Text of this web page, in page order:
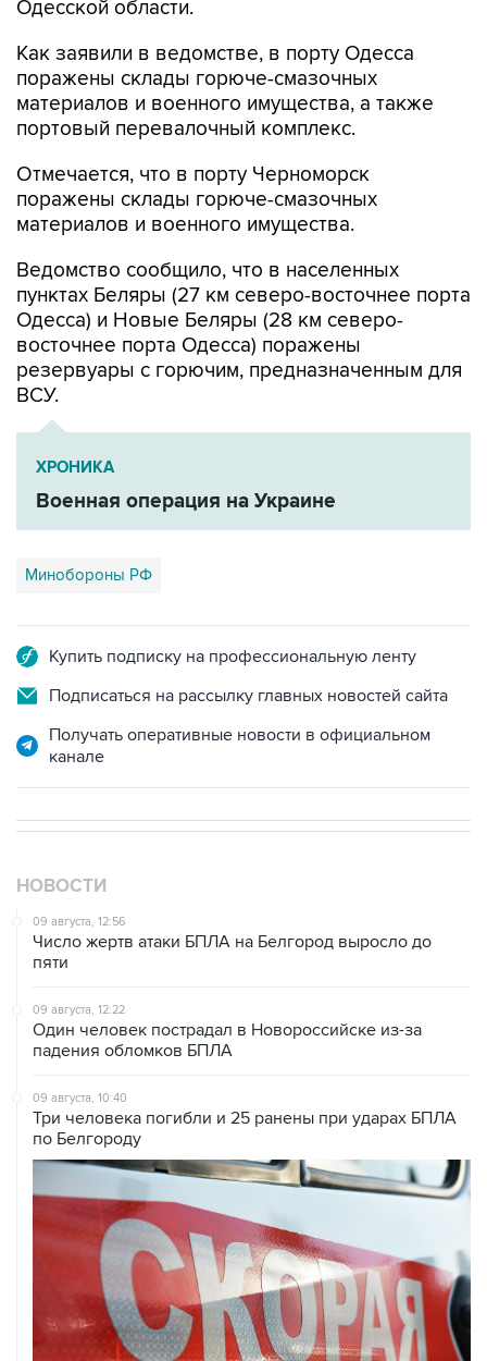
Одесской области.
Как заявили в ведомстве, в порту Одесса
поражены склады горюче-смазочных
материалов и военного имущества, а также
портовый перевалочный комплекс.
Отмечается, что в порту Черноморск
поражены склады горюче-смазочных
материалов и военного имущества.
Ведомство сообщило, что в населенных
пунктах Беляры (27 км северо-восточнее порта
Одесса) и Новые Беляры (28 км северо-
восточнее порта Одесса) поражены
резервуары с горючим, предназначенным для
ВСУ.
ХРОНИКА
Военная операция на Украине
Минобороны РФ
Купить подписку на профессиональную ленту
Подписаться на рассылку главных новостей сайта
Получать оперативные новости в официальном
канале
НОВОСТИ
09 августа, 12:56
Число жертв атаки БПЛА на Белгород выросло до
пяти
09 августа, 12:22
Один человек пострадал в Новороссийске из-за
падения обломков БПЛА
09 августа, 10:40
Три человека погибли и 25 ранены при ударах БПЛА
по Белгороду